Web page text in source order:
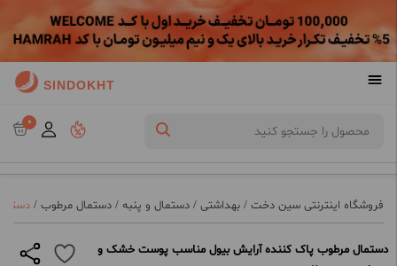
SINDOKHT
0
فروشگاه اینترنتی سین دخت / بهداشتی / دستمال و پنبه / دستمال مرطوب /
دستمال مرطوب پاک کننده آرایش بیول مناسب پوست خشک و